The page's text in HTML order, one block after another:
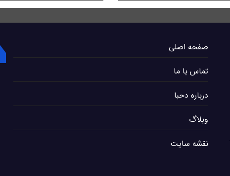
صفحه اصلی
تماس با ما
درباره دحبا
وبلاگ
نقشه سایت